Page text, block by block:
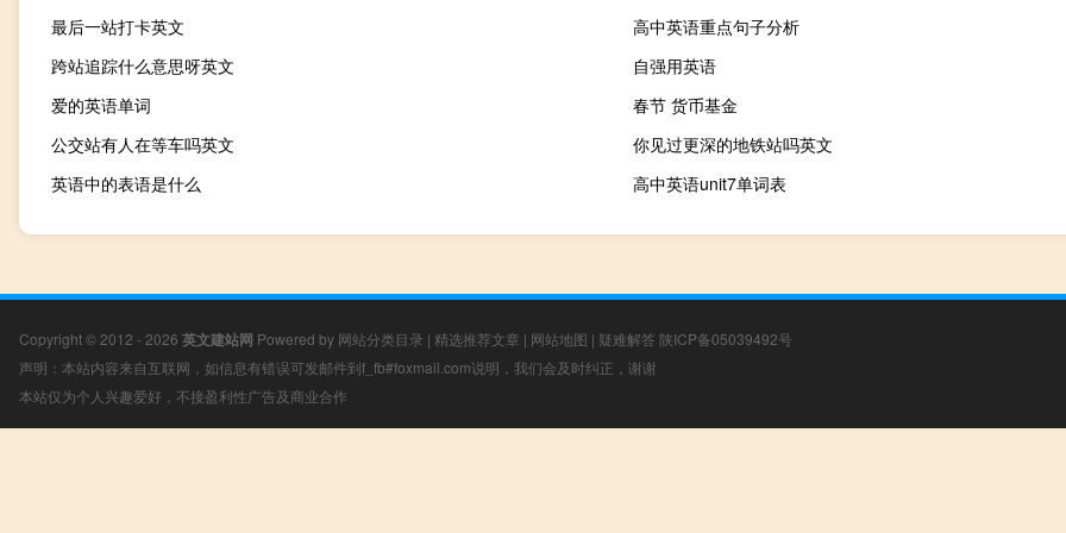
最后一站打卡英文
高中英语重点句子分析
跨站追踪什么意思呀英文
自强用英语
爱的英语单词
春节 货币基金
公交站有人在等车吗英文
你见过更深的地铁站吗英文
英语中的表语是什么
高中英语unit7单词表
Copyright © 2012 - 2026 英文建站网 Powered by 网站分类目录 | 精选推荐文章 | 网站地图 | 疑难解答 陕ICP备05039492号
声明：本站内容来自互联网，如信息有错误可发邮件到f_fb#foxmail.com说明，我们会及时纠正，谢谢
本站仅为个人兴趣爱好，不接盈利性广告及商业合作